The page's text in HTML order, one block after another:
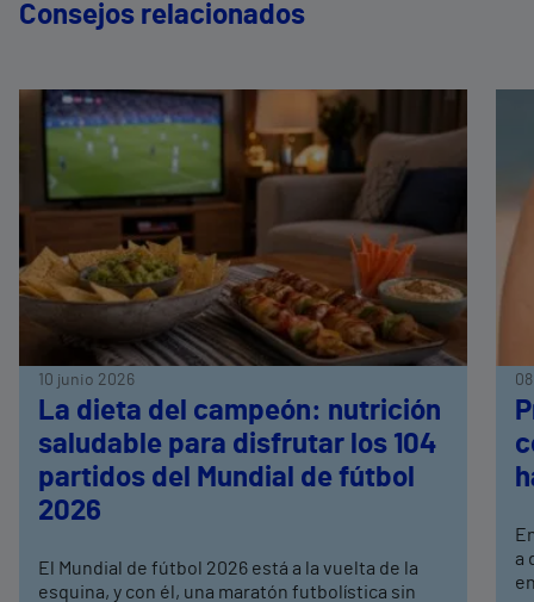
Consejos relacionados
10 junio 2026
La dieta del campeón: nutrición
saludable para disfrutar los 104
partidos del Mundial de fútbol
2026
El Mundial de fútbol 2026 está a la vuelta de la
esquina, y con él, una maratón futbolística sin
a